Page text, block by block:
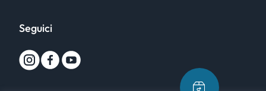
Seguici